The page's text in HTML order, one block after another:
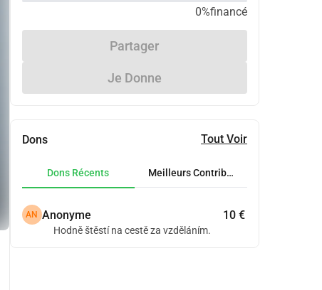
0%financé
Partager
Je Donne
Dons Tout Voir
Dons Récents Meilleurs Contributeurs
AN Anonyme 10 €
Hodně štěstí na cestě za vzděláním.